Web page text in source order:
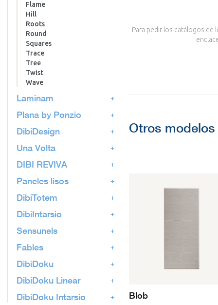
Flame
Hill
Roots
Round
Squares
Trace
Tree
Twist
Wave
Laminam
Plana by Ponzio
DibiDesign
Una Volta
DIBI REVIVA
Paneles lisos
DibiTotem
DibiIntarsio
Sensunels
Fables
DibiDoku
DibiDoku Linear
DibiDoku Intarsio
Para pedir los catálogos de
Otros
Blob